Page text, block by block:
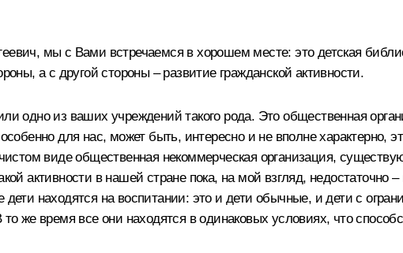
мы с Вами встречаемся в хорошем месте: это детская
а с другой стороны – развитие гражданской активности.
одно из ваших учреждений такого рода. Это общественная
для нас, может быть, интересно и не вполне характерно,
виде общественная некоммерческая организация,
активности в нашей стране пока, на мой взгляд,
дети находятся на воспитании: это и дети обычные, и дети с
же время все они находятся в одинаковых условиях, что